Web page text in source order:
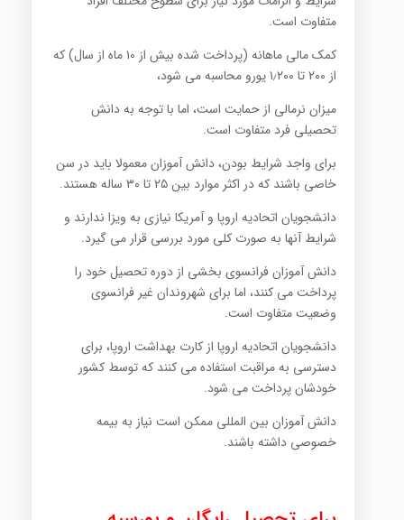
متفاوت است.
کمک مالی ماهانه (پرداخت شده بیش از ۱۰ ماه از سال) که
از ۲۰۰ تا ۱٫۲۰۰ یورو محاسبه می شود،
میزان نرمالی از حمایت است، اما با توجه به دانش
تحصیلی فرد متفاوت است.
برای واجد شرایط بودن، دانش آموزان معمولا باید در سن
خاصی باشند که در اکثر موارد بین ۲۵ تا ۳۰ ساله هستند.
دانشجویان اتحادیه اروپا و آمریکا نیازی به ویزا ندارند و
شرایط آنها به صورت کلی مورد بررسی قرار می گیرد.
دانش آموزان فرانسوی بخشی از دوره تحصیل خود را
پرداخت می کنند، اما برای شهروندان غیر فرانسوی
وضعیت متفاوت است.
دانشجویان اتحادیه اروپا از کارت بهداشت اروپا، برای
دسترسی به مراقبت استفاده می کنند که توسط کشور
خودشان پرداخت می شود.
دانش آموزان بین المللی ممکن است نیاز به بیمه
خصوصی داشته باشند.